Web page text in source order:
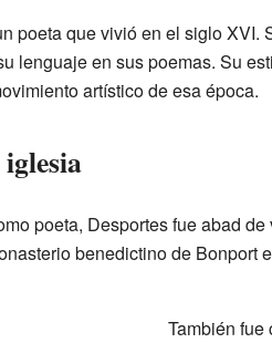
poeta que vivió en el siglo XVI.
lenguaje en sus poemas. Su
artístico de esa época.
poeta, Desportes fue abad
benedictino de Bonport
También fue